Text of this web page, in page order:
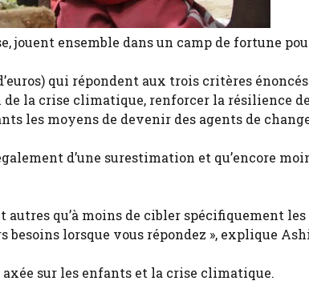
jouent ensemble dans un camp de fortune
qui répondent aux trois critères
la crise climatique, renforcer la résilience
les moyens de devenir des agents de
d’une surestimation et qu’encore
qu’à moins de cibler spécifiquement
lorsque vous répondez », explique
axée sur les enfants et la crise climatique.